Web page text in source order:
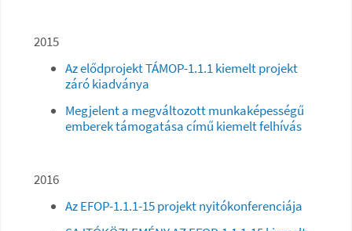
2015
Az elődprojekt TÁMOP-1.1.1 kiemelt projekt
záró kiadványa
Megjelent a megváltozott munkaképességű
emberek támogatása című kiemelt felhívás
2016
Az EFOP-1.1.1-15 projekt nyitókonferenciája